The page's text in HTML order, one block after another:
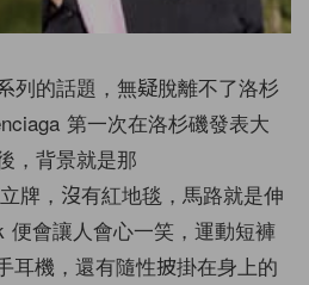
列的話題，無疑脫離不了洛杉
第一次在洛杉磯發表大
，背景就是那
牌，沒有紅地毯，馬路就是伸
便會讓人會心一笑，運動短褲
耳機，還有隨性披掛在身上的